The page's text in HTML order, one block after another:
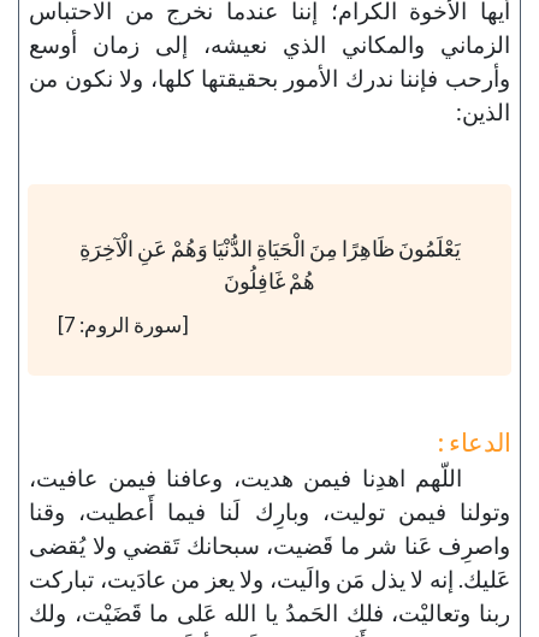
أيها الأخوة الكرام؛ إننا عندما نخرج من الاحتباس
الزماني والمكاني الذي نعيشه، إلى زمان أوسع
وأرحب فإننا ندرك الأمور بحقيقتها كلها، ولا نكون من
الذين:
يَعْلَمُونَ ظَاهِرًا مِنَ الْحَيَاةِ الدُّنْيَا وَهُمْ عَنِ الْآخِرَةِ
هُمْ غَافِلُونَ
[سورة الروم: 7]
الدعاء :
اللّهم اهدِنا فيمن هديت، وعافنا فيمن عافيت،
وتولنا فيمن توليت، وبارِك لَنا فيما أَعطيت، وقنا
واصرِف عَنا شر ما قَضيت، سبحانك تَقضي ولا يُقضى
عَليك. إنه لا يذل مَن والَيت، ولا يعز من عادَيت، تباركت
ربنا وتعاليْت، فلك الحَمدُ يا الله عَلى ما قَضَيْت، ولك